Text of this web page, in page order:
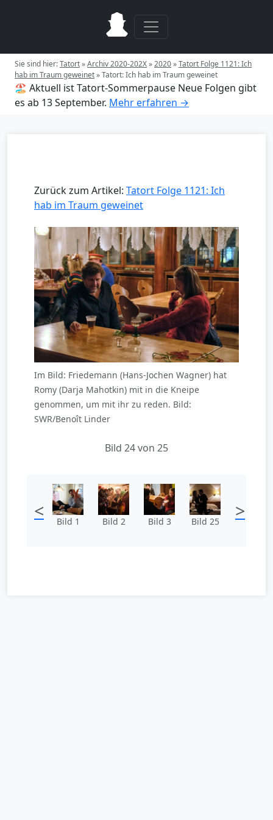
Sie sind hier:Tatort»Archiv 2020-202X»2020»Tatort Folge 1121: Ich
hab im Traum geweinet»Tatort: Ich hab im Traum geweinet
🏖️ Aktuell ist Tatort-Sommerpause Neue Folgen gibt
es ab 13 September. Mehr erfahren →
Zurück zum Artikel: Tatort Folge 1121: Ich
hab im Traum geweinet
Im Bild: Friedemann (Hans-Jochen Wagner) hat
Romy (Darja Mahotkin) mit in die Kneipe
genommen, um mit ihr zu reden. Bild:
SWR/Benoît Linder
Bild 24 von 25
< Bild 1 Bild 2 Bild 3 Bild 25 >